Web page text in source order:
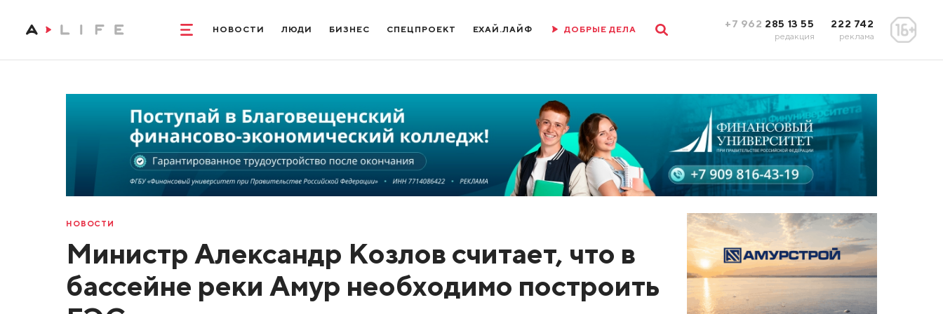
НОВОСТИ ЛЮДИ БИЗНЕС СПЕЦПРОЕКТ ЕХАЙ.ЛАЙФ ДОБРЫЕ ДЕЛА +7 962 285 13 55
редакция
222 742
реклама
НОВОСТИ
Министр Александр Козлов считает, что в
бассейне реки Амур необходимо построить